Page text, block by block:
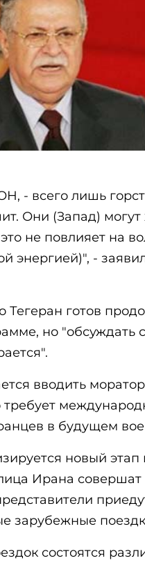
- всего лишь
Они (Запад)
не повлияет на
энергией)", -
Тегеран готов
но "обсуждать
вводить
требует
в будущем
новый
Ирана совершат
зарубежные
состоятся